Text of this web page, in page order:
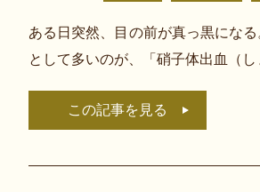
ある日突然、目の前が真っ黒にな
として多いのが、「硝子体出血（
この記事を見る